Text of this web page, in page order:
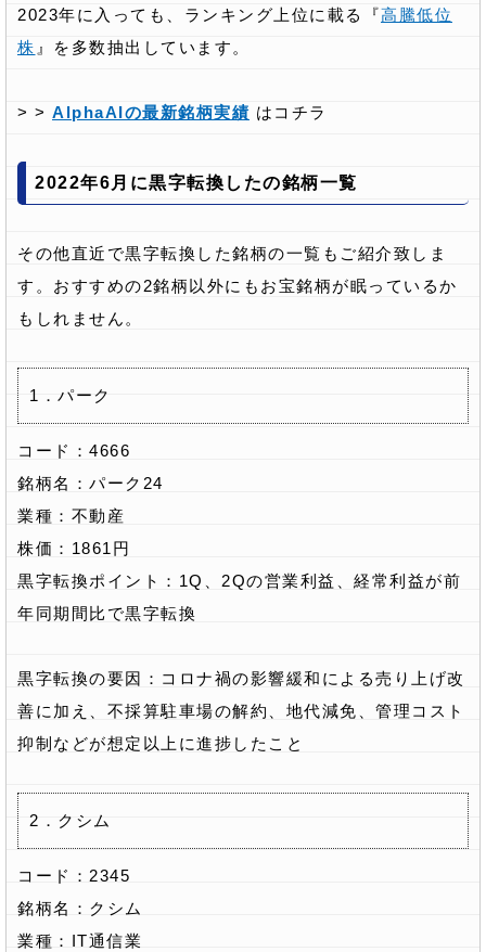
2023年に入っても、ランキング上位に載る『高騰低位
株 』を多数抽出しています。
> > AlphaAIの最新銘柄実績 はコチラ
2022年6月に黒字転換したの銘柄一覧
その他直近で黒字転換した銘柄の一覧もご紹介致しま
す。おすすめの2銘柄以外にもお宝銘柄が眠っているか
もしれません。
1．パーク
コード：4666
銘柄名：パーク24
業種：不動産
株価：1861円
黒字転換ポイント：1Q、2Qの営業利益、経常利益が前
年同期間比で黒字転換
黒字転換の要因：コロナ禍の影響緩和による売り上げ改
善に加え、不採算駐車場の解約、地代減免、管理コスト
抑制などが想定以上に進捗したこと
2．クシム
コード：2345
銘柄名：クシム
業種：IT通信業